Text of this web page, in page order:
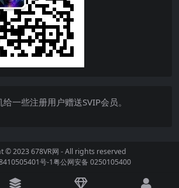
一些注册用户赠送SVIP会员。
© 2023678VR网 - All rights reserved
号-1粤公网安备 0250105400